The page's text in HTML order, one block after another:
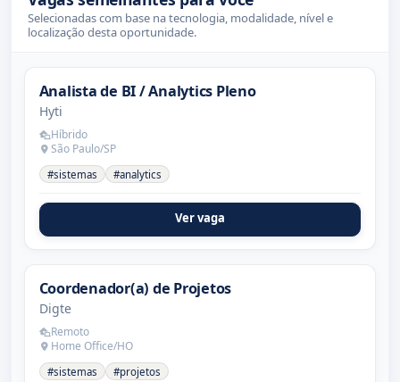
Selecionadas com base na tecnologia, modalidade, nível e
localização desta oportunidade.
Analista de BI / Analytics Pleno
Hyti
Híbrido
São Paulo/SP
#sistemas #analytics
Ver vaga
Coordenador(a) de Projetos
Digte
Remoto
Home Office/HO
#sistemas #projetos